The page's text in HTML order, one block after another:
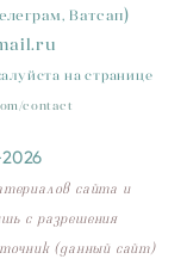
Ватсап)
на странице
contact
сайта и
с разрешения
(данный сайт)